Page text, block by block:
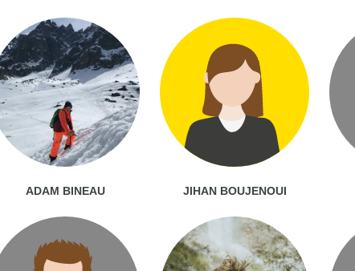
ADAM BINEAU JIHAN BOUJENOUI